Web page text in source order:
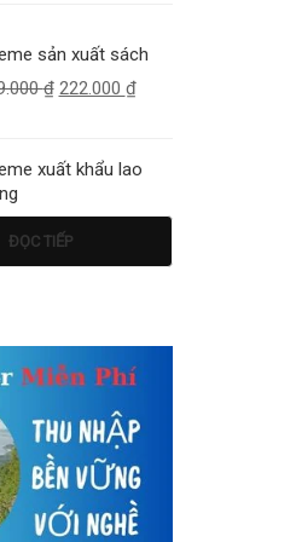
sản xuất sách
₫ 222.000 ₫
xuất khẩu lao
ĐỌC TIẾP